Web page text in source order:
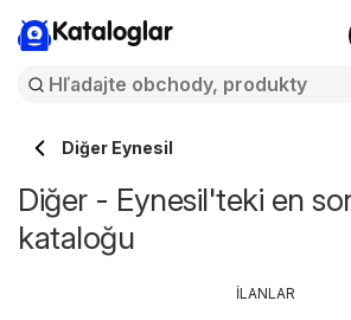
Kataloglar
Diğer Eynesil
Diğer - Eynesil'teki en
kataloğu
İLANLAR